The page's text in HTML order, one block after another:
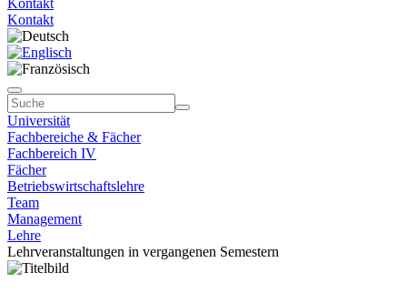
Kontakt
Kontakt
Universität
Fachbereiche & Fächer
Fachbereich IV
Fächer
Betriebswirtschaftslehre
Team
Management
Lehre
Lehrveranstaltungen in vergangenen Semestern